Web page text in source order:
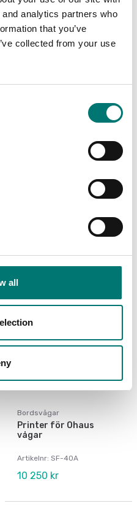
analytics partners who
that you’ve
collected from your use
all
LC Förlängningskabel
Bordsvågar
Printer för Ohaus
vågar
Artikelnr: SF-40A
10 250 kr